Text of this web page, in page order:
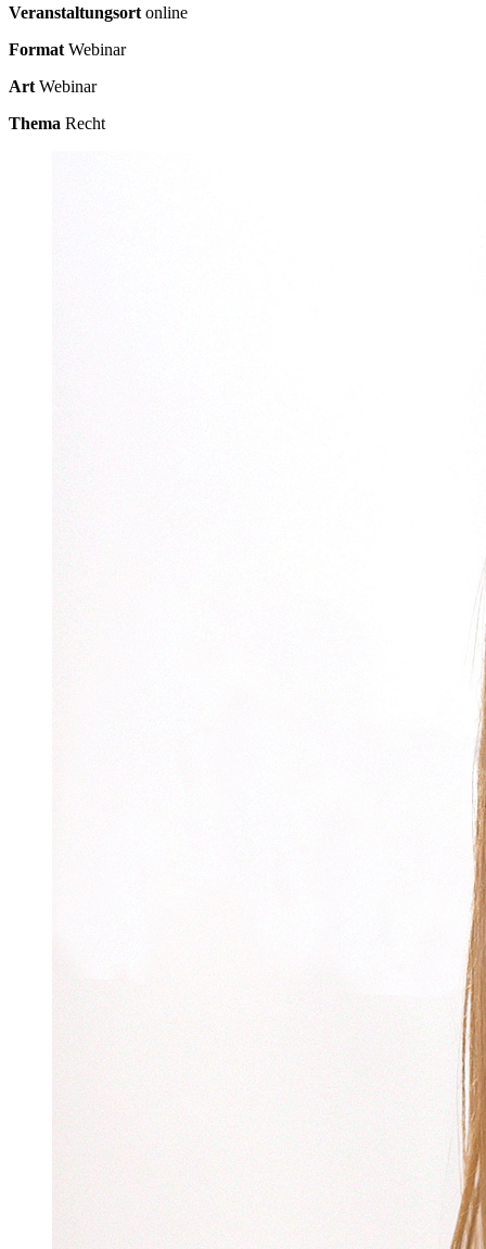
Veranstaltungsort online
Format Webinar
Art Webinar
Thema Recht